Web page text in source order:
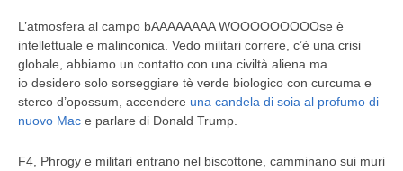
L’atmosfera al campo bAAAAAAAA WOOOOOOOOOse è
intellettuale e malinconica. Vedo militari correre, c’è una crisi
globale, abbiamo un contatto con una civiltà aliena ma
io desidero solo sorseggiare tè verde biologico con curcuma e
sterco d’opossum, accendere una candela di soia al profumo di
nuovo Mac e parlare di Donald Trump.
F4, Phrogy e militari entrano nel biscottone, camminano sui muri